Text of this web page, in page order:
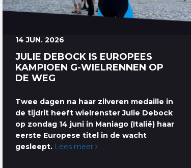
14 JUN. 2026
JULIE DEBOCK IS EUROPEES
KAMPIOEN G-WIELRENNEN OP
DE WEG
Twee dagen na haar zilveren medaille in
de tijdrit heeft wielrenster Julie Debock
op zondag 14 juni in Maniago (Italië) haar
eerste Europese titel in de wacht
gesleept. Lees meer